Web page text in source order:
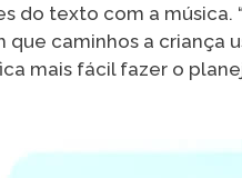
do texto com a música.
caminhos a criança
mais fácil fazer o